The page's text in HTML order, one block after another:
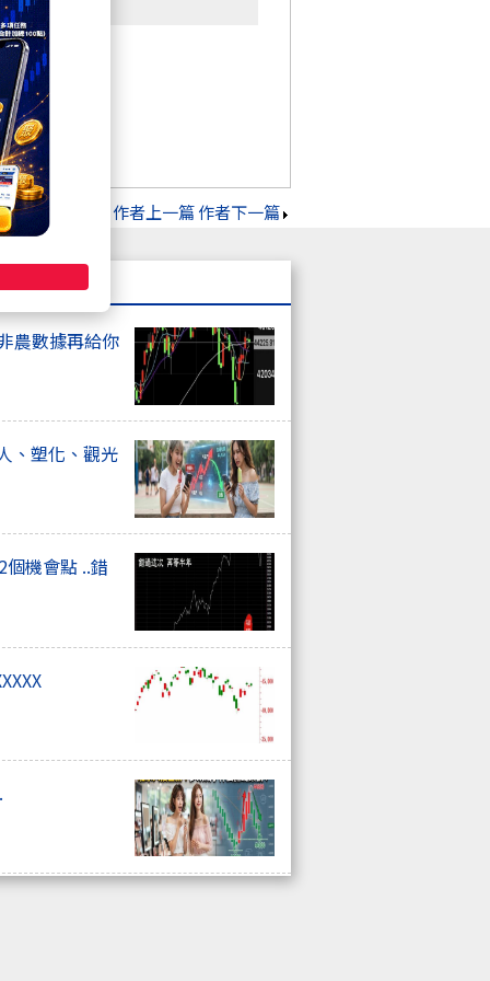
作者上一篇作者下一篇
農數據再給你
、塑化、觀光
機會點 ..錯